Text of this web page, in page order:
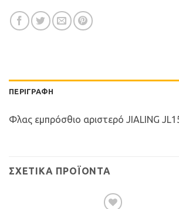
ΠΕΡΙΓΡΑΦΉ
Φλας εμπρόσθιο αριστερό JIALING
ΣΧΕΤΙΚΆ ΠΡΟΪΌΝΤΑ